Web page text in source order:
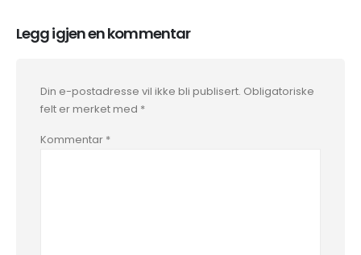
Legg igjen en kommentar
Din e-postadresse vil ikke bli publisert. Obligatoriske
felt er merket med *
Kommentar *